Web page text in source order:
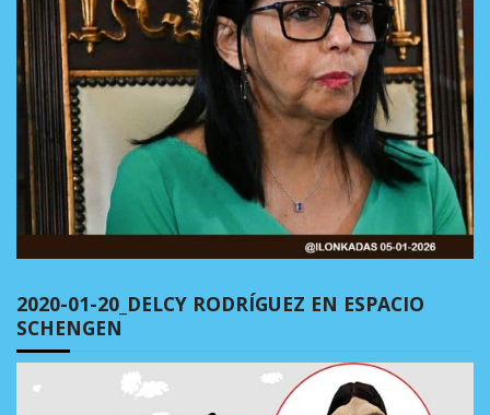
2020-01-20_DELCY RODRÍGUEZ EN ESPACIO
SCHENGEN